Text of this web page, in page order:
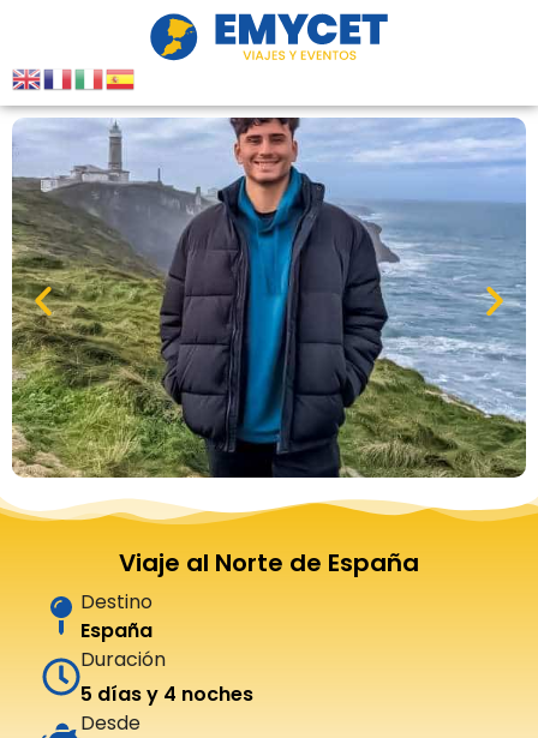
Viaje al Norte de España
Destino
España
Duración
5 días y 4 noches
Desde